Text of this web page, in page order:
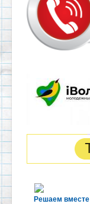
Решаем вместе